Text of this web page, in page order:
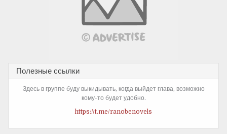
Полезные ссылки
Здесь в группе буду выкидывать, когда выйдет глава, возможно
кому-то будет удобно.
https://t.me/ranobenovels